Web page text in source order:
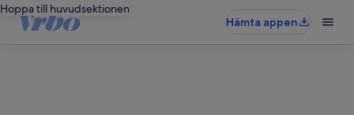
Hoppa till huvudsektionen
Hämta appen